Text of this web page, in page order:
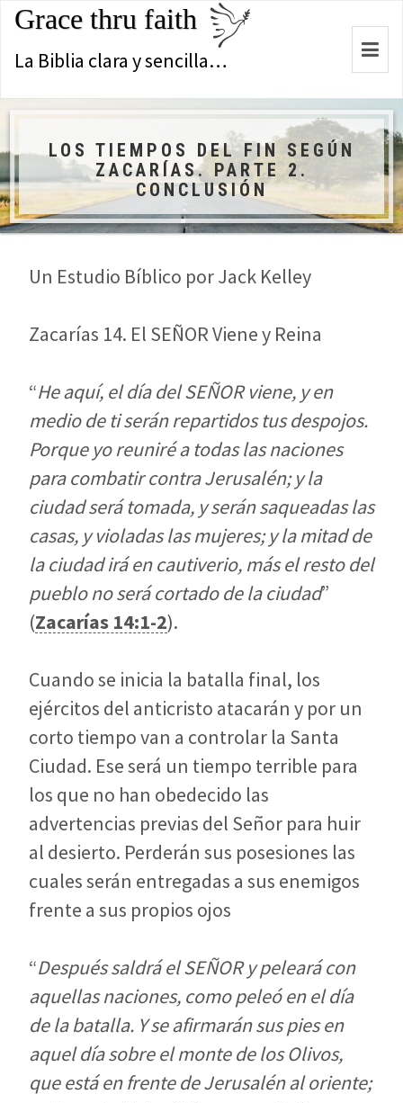
Grace thru faith
La Biblia clara y sencilla…
LOS TIEMPOS DEL FIN SEGÚN
ZACARÍAS. PARTE 2.
CONCLUSIÓN
Un Estudio Bíblico por Jack Kelley
Zacarías 14. El SEÑOR Viene y Reina
“He aquí, el día del SEÑOR viene, y en
medio de ti serán repartidos tus despojos.
Porque yo reuniré a todas las naciones
para combatir contra Jerusalén; y la
ciudad será tomada, y serán saqueadas las
casas, y violadas las mujeres; y la mitad de
la ciudad irá en cautiverio, más el resto del
pueblo no será cortado de la ciudad”
(Zacarías 14:1-2).
Cuando se inicia la batalla final, los
ejércitos del anticristo atacarán y por un
corto tiempo van a controlar la Santa
Ciudad. Ese será un tiempo terrible para
los que no han obedecido las
advertencias previas del Señor para huir
al desierto. Perderán sus posesiones las
cuales serán entregadas a sus enemigos
frente a sus propios ojos
“Después saldrá el SEÑOR y peleará con
aquellas naciones, como peleó en el día
de la batalla. Y se afirmarán sus pies en
aquel día sobre el monte de los Olivos,
que está en frente de Jerusalén al oriente;